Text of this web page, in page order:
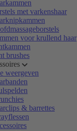
met varkenshaar
voor krullend haar
brushes
weergeven
& barrettes